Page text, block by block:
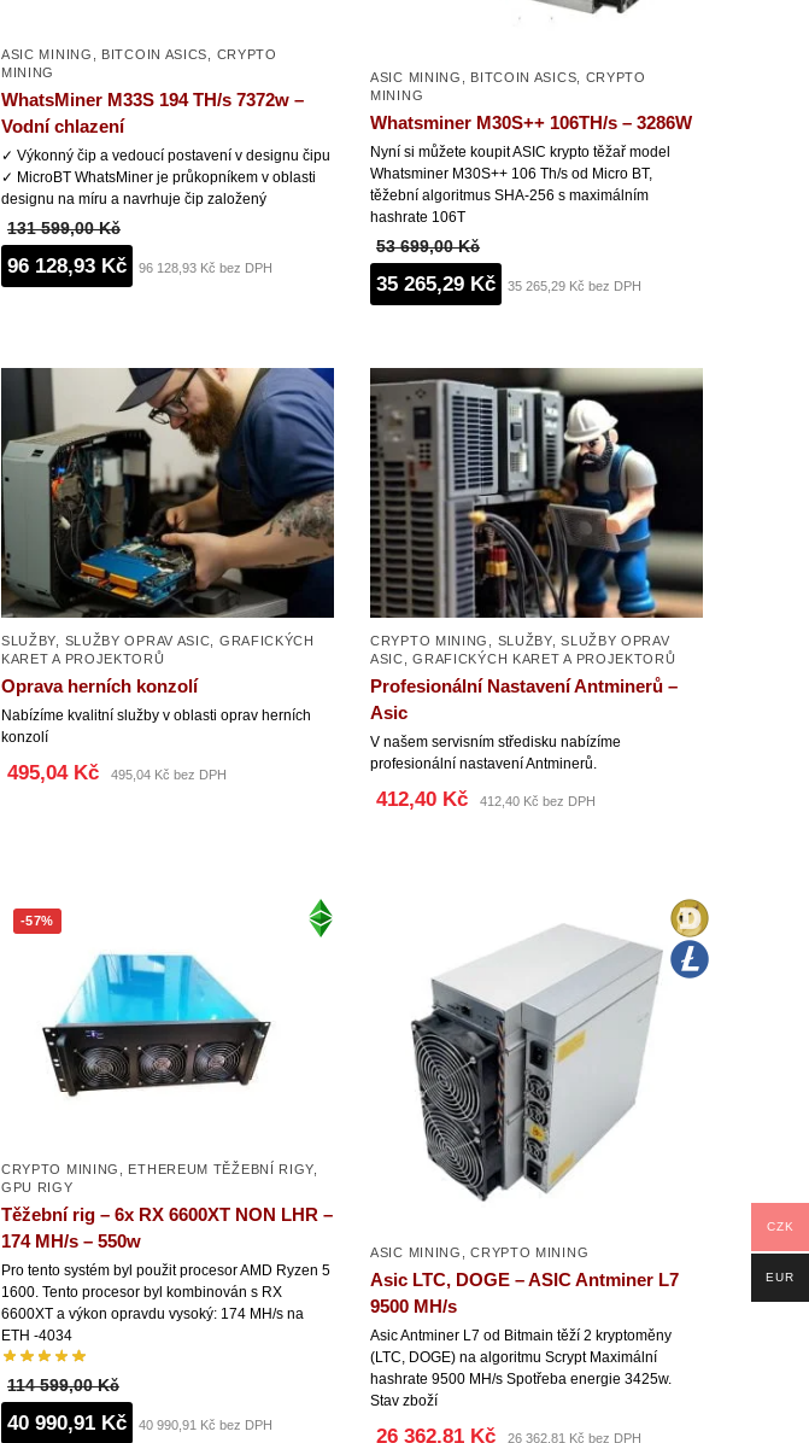
ASIC MINING BITCOIN ASICS
CRYPTO
MINING
WhatsMiner M33S 194 TH/s 7372w –
Vodní chlazení
✓ Výkonný čip a vedoucí postavení v designu čipu
✓ MicroBT WhatsMiner je průkopníkem v oblasti
designu na míru a navrhuje čip založený
131 599,00 Kč
96 128,93 Kč 96 128,93 Kč bez DPH
ASIC MINING BITCOIN ASICS
CRYPTO
MINING
Whatsminer M30S++ 106TH/s – 3286W
Nyní si můžete koupit ASIC krypto těžař model
Whatsminer M30S++ 106 Th/s od Micro BT,
těžební algoritmus SHA-256 s maximálním
hashrate 106T
53 699,00 Kč
35 265,29 Kč 35 265,29 Kč bez DPH
SLUŽBY
SLUŽBY OPRAV ASIC, GRAFICKÝCH
KARET A PROJEKTORŮ
Oprava herních konzolí
Nabízíme kvalitní služby v oblasti oprav herních
konzolí
495,04 Kč 495,04 Kč bez DPH
CRYPTO MINING SLUŽBY,SLUŽBY OPRAV
ASIC, GRAFICKÝCH KARET A PROJEKTORŮ
Profesionální Nastavení Antminerů –
Asic
V našem servisním středisku nabízíme
profesionální nastavení Antminerů.
412,40 Kč 412,40 Kč bez DPH
-57%
CRYPTO MINING ETHEREUM TĚŽEBNÍ RIGY
GPU RIGY
Těžební rig – 6x RX 6600XT NON LHR –
174 MH/s – 550w
Pro tento systém byl použit procesor AMD Ryzen 5
1600. Tento procesor byl kombinován s RX
6600XT a výkon opravdu vysoký: 174 MH/s na
ETH -4034
114 599,00 Kč
40 990,91 Kč 40 990,91 Kč bez DPH
ASIC MINING ,CRYPTO MINING
Asic LTC, DOGE – ASIC Antminer L7
9500 MH/s
Asic Antminer L7 od Bitmain těží 2 kryptoměny
(LTC, DOGE) na algoritmu Scrypt Maximální
hashrate 9500 MH/s Spotřeba energie 3425w.
Stav zboží
26 362,81 Kč 26 362,81 Kč bez DPH
CZK
EUR